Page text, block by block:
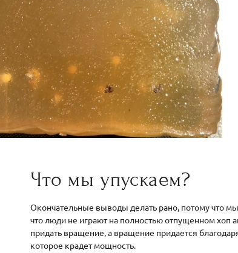
Что мы упускаем?
Окончательные выводы делать рано, потому что
что люди не играют на полностью отпущенном хоп
придать вращение, а вращение придается
которое крадет мощность.